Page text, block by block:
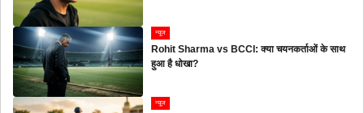
न्यूज
Rohit Sharma vs BCCI: क्या चयनकर्ताओं के साथ
हुआ है धोखा?
न्यूज